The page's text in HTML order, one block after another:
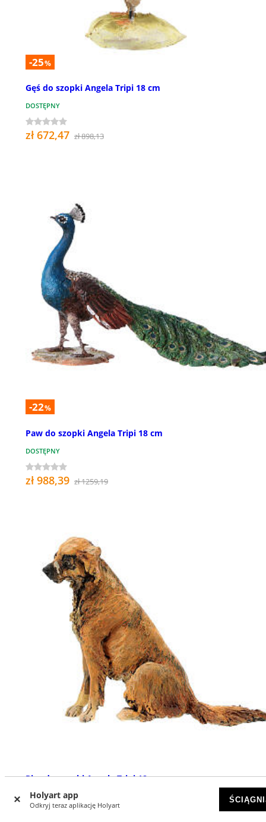
Holyart app
Odkryj teraz aplikację Holyart
-25%
Gęś do szopki Angela Tripi 18 cm
DOSTĘPNY
zł 672,47 zł 898,13
-22%
Paw do szopki Angela Tripi 18 cm
DOSTĘPNY
zł 988,39 zł 1259,19
Pies do szopki Angela Tripi 18 cm
NA ZAMÓWIENIE